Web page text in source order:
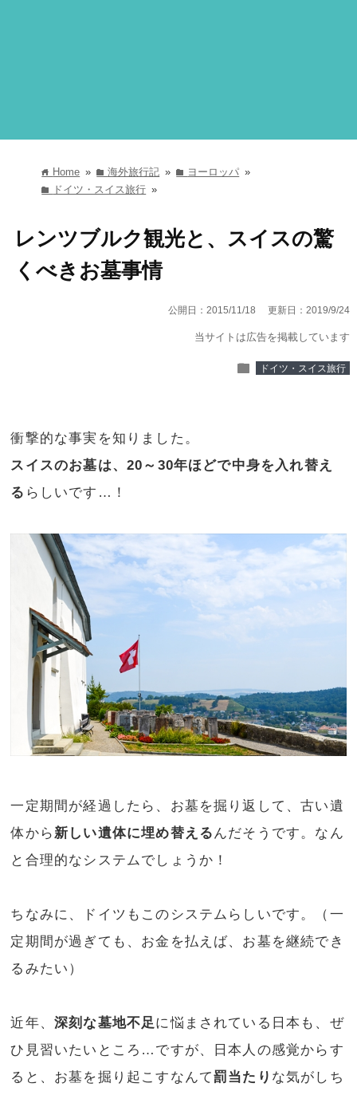
home Home » folder海外旅行記 » folder ヨーロッパ »
folder ドイツ・スイス旅行 »
レンツブルク観光と、スイスの驚
くべきお墓事情
公開日：2015/11/18 更新日：2019/9/24
当サイトは広告を掲載しています
folder ドイツ・スイス旅行
衝撃的な事実を知りました。
スイスのお墓は、20～30年ほどで中身を入れ替え
る らしいです…！
一定期間が経過したら、お墓を掘り返して、古い遺
体から 新しい遺体に埋め替える んだそうです。なん
と合理的なシステムでしょうか！
ちなみに、ドイツもこのシステムらしいです。（一
定期間が過ぎても、お金を払えば、お墓を継続でき
るみたい）
近年、深刻な墓地不足 に悩まされている日本も、ぜ
ひ見習いたいところ…ですが、日本人の感覚からす
ると、お墓を掘り起こすなんて罰当たり な気がしち